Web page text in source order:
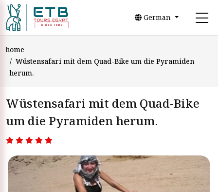
German
home
Wüstensafari mit dem Quad-Bike um die Pyramiden
herum.
Wüstensafari mit dem Quad-Bike
um die Pyramiden herum.